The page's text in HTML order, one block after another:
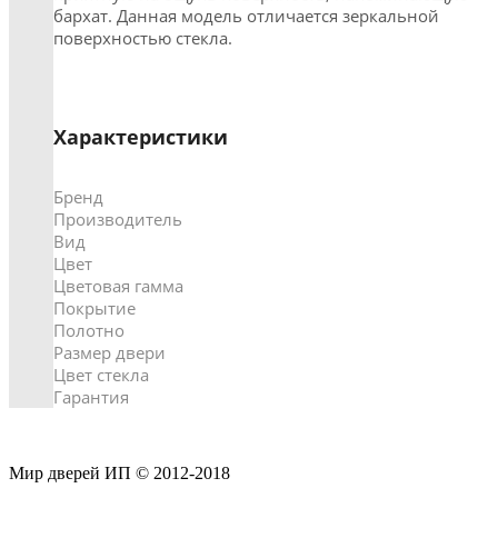
бархат. Данная модель отличается зеркальной
поверхностью стекла.
Характеристики
Бренд
Производитель
Вид
Цвет
Цветовая гамма
Покрытие
Полотно
Размер двери
Цвет стекла
Гарантия
Мир дверей ИП © 2012-2018